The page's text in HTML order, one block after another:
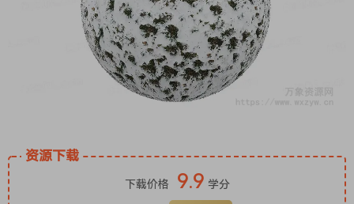
资源下载
下载价格 9.9 学分